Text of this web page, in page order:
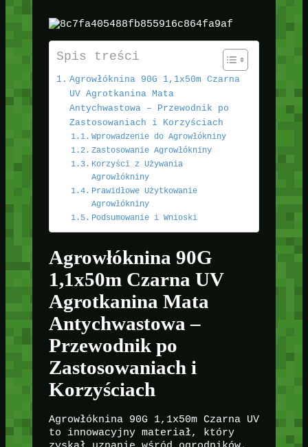
Spis treści
Agrowłóknina 90G 1,1x50m Czarna
UV Agrotkanina Mata
Antychwastowa – Przewodnik po
Zastosowaniach i Korzyściach
Wprowadzenie do Agrowłókniny
Zastosowanie Agrowłókniny
Korzyści z Używania
Agrowłókniny
Prawidłowe Użytkowanie
Agrowłókniny
Podsumowanie i Wnioski
Agrowłóknina 90G
1,1x50m Czarna UV
Agrotkanina Mata
Antychwastowa –
Przewodnik po
Zastosowaniach i
Korzyściach
Agrowłóknina 90G 1,1x50m Czarna UV
to innowacyjny materiał, który